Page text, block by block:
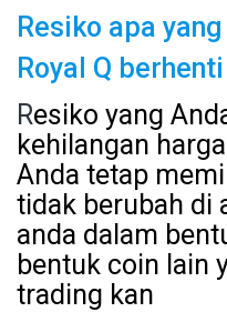
Resiko apa
Royal Q
Resiko yang
kehilangan
Anda tetap
tidak berubah di
anda dalam
bentuk coin lain
trading kan